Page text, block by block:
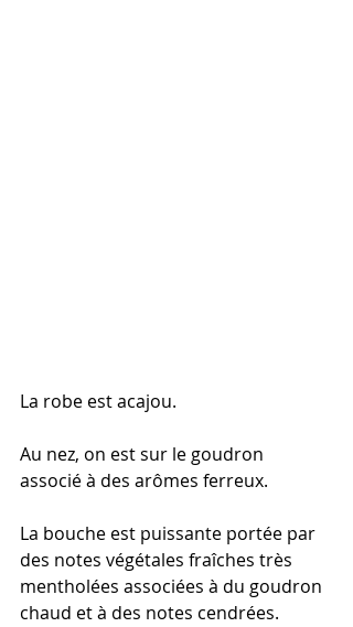
La robe est acajou.
Au nez, on est sur le goudron
associé à des arômes ferreux.
La bouche est puissante portée par
des notes végétales fraîches très
mentholées associées à du goudron
chaud et à des notes cendrées.